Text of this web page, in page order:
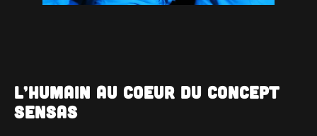
L’humain au coeur du concept
SENSAS